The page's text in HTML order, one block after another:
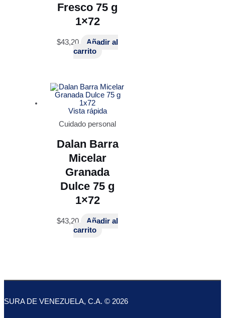
Fresco 75 g
1×72
$43,20
Añadir al
carrito
Vista rápida
Cuidado personal
Dalan Barra
Micelar
Granada
Dulce 75 g
1×72
$43,20
Añadir al
carrito
SURA DE VENEZUELA, C.A. © 2026